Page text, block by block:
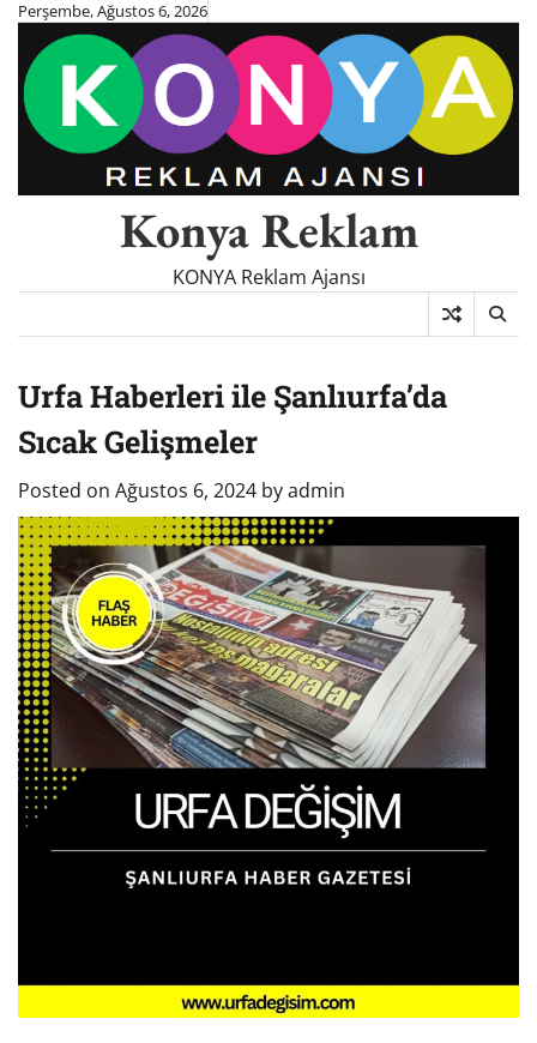
Skip
content
Perşembe, Ağustos 6, 2026
Konya Reklam
KONYA Reklam Ajansı
Urfa Haberleri ile Şanlıurfa’da
Sıcak Gelişmeler
Posted on Ağustos 6, 2024 byadmin